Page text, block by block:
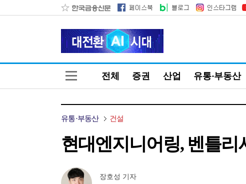
전체 증권 산업 유통·부동산
유통·부동산 건설
현대엔지니어링, 벤틀
장호성 기자